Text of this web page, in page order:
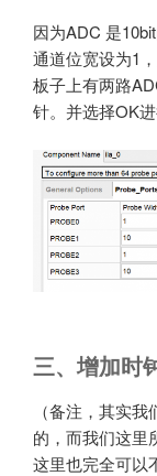
因为ADC 是
通道位宽设为1
板子上有两路
针。并选择OK
三、增加时
（备注，其实
的，而我们这里
这里也完全可以